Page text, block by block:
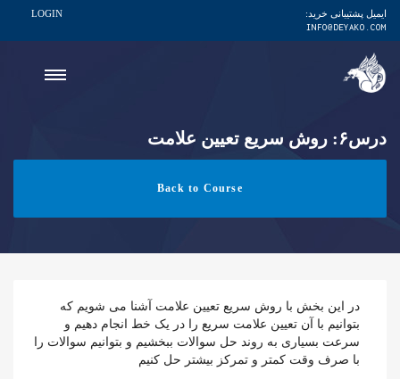
ایمیل پشتیبانی خرید:
INFO@DEYAKO.COM
LOGIN
درس۶: روش سریع تعیین علامت
Back to Course
در این بخش با روش سریع تعیین علامت آشنا می شویم که
بتوانیم با آن تعیین علامت سریع را در یک خط انجام دهیم و
سرعت بسیاری به روند حل سوالات ببخشیم و بتوانیم سوالات را
با صرف وقت کمتر و تمرکز بیشتر حل کنیم